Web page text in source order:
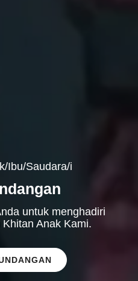
Ibu/Saudara/i
untuk menghadiri
Anak Kami.